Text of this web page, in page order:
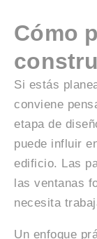
Cómo
Si estás
conviene
etapa de
puede influir
edificio. Las
las ventanas
necesita
Un enfoque